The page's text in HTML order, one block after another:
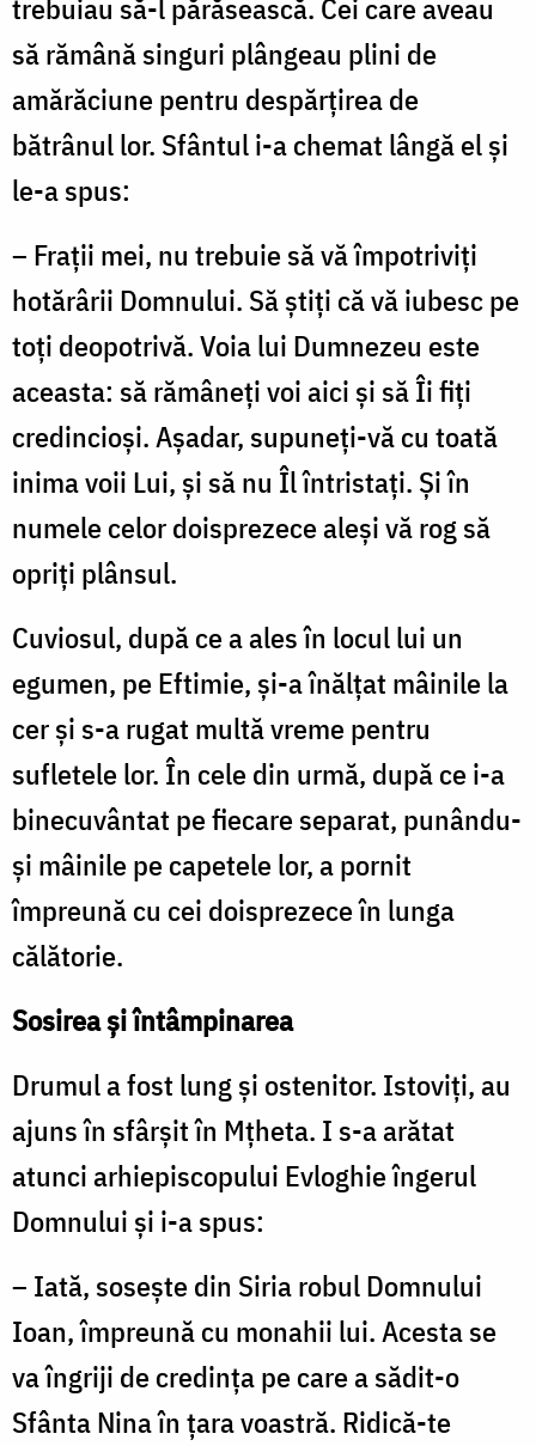
trebuiau să-l părăsească. Cei care aveau
să rămână singuri plângeau plini de
amărăciune pentru despărțirea de
bătrânul lor. Sfântul i-a chemat lângă el și
le-a spus:
– Frații mei, nu trebuie să vă împotriviți
hotărârii Domnului. Să știți că vă iubesc pe
toți deopotrivă. Voia lui Dumnezeu este
aceasta: să rămâneți voi aici și să Îi fiți
credincioși. Așadar, supuneți-vă cu toată
inima voii Lui, și să nu Îl întristați. Și în
numele celor doisprezece aleși vă rog să
opriți plânsul.
Cuviosul, după ce a ales în locul lui un
egumen, pe Eftimie, și-a înălțat mâinile la
cer și s-a rugat multă vreme pentru
sufletele lor. În cele din urmă, după ce i-a
binecuvântat pe fiecare separat, punându-
și mâinile pe capetele lor, a pornit
împreună cu cei doisprezece în lunga
călătorie.
Sosirea și întâmpinarea
Drumul a fost lung și ostenitor. Istoviți, au
ajuns în sfârșit în Mțheta. I s-a arătat
atunci arhiepiscopului Evloghie îngerul
Domnului și i-a spus:
– Iată, sosește din Siria robul Domnului
Ioan, împreună cu monahii lui. Acesta se
va îngriji de credința pe care a sădit-o
Sfânta Nina în țara voastră. Ridică-te